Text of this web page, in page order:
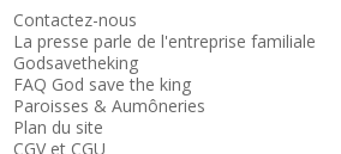
Contactez-nous
La presse parle de l'entreprise familiale
Godsavetheking
FAQ God save the king
Paroisses & Aumôneries
Plan du site
CGV et CGU